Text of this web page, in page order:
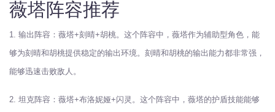
薇塔阵容推荐
1. 输出阵容：薇塔+刻晴+胡桃。这个阵容中，薇塔作为辅助型角色，能
够为刻晴和胡桃提供稳定的输出环境。刻晴和胡桃的输出能力都非常强，
能够迅速击败敌人。
2. 坦克阵容：薇塔+布洛妮娅+闪灵。这个阵容中，薇塔的护盾技能能够